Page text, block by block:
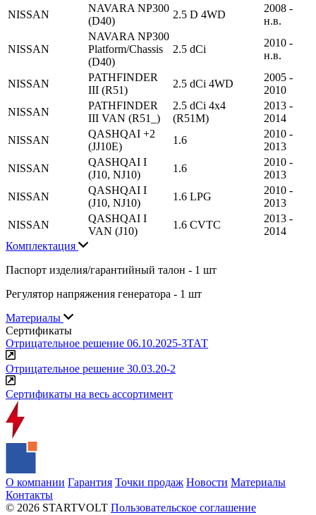
NISSAN
NAVARA NP300
(D40)
2.5 D 4WD
2008 -
н.в.
NISSAN
NAVARA NP300
Platform/Chassis
(D40)
2.5 dCi
2010 -
н.в.
NISSAN
PATHFINDER
III (R51)
2.5 dCi 4WD
2005 -
2010
NISSAN
PATHFINDER
III VAN (R51_)
2.5 dCi 4x4
(R51M)
2013 -
2014
NISSAN
QASHQAI +2
(JJ10E)
1.6
2010 -
2013
NISSAN
QASHQAI I
(J10, NJ10)
1.6
2010 -
2013
NISSAN
QASHQAI I
(J10, NJ10)
1.6 LPG
2010 -
2013
NISSAN
QASHQAI I
VAN (J10)
1.6 CVTC
2013 -
2014
Комплектация
Паспорт изделия/гарантийный талон - 1 шт
Регулятор напряжения генератора - 1 шт
Материалы
Сертификаты
Отрицательное решение 06.10.2025-3ТАТ
Отрицательное решение 30.03.20-2
Сертификаты на весь ассортимент
О компании Гарантия Точки продаж Новости Материалы
Контакты
© 2026 STARTVOLT Пользовательское соглашение